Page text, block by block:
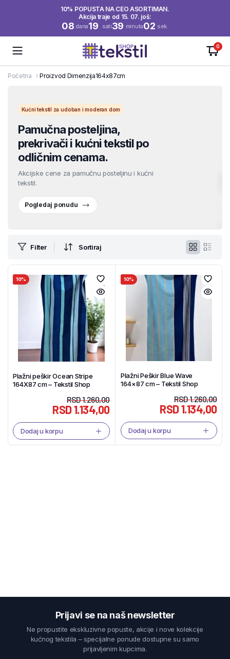
10% POPUSTA NA CEO ASORTIMAN.
Akcija traje od 15. 07. još:
08 dana19 sati39 minuta01 sek.
0
Početna Proizvod Dimenzija164x87cm
Kućni tekstil za udoban i moderan dom
Pamučna posteljina,
prekrivači i kućni tekstil po
odličnim cenama.
Akcijske cene za pamučnu posteljinu i kućni
tekstil.
Pogledaj ponudu
Filter Sortiraj
10%
Plažni peškir Ocean Stripe
164X87 cm – Tekstil Shop
RSD1.260,00
RSD1.134,00
Dodaj u korpu
10%
Plažni Peškir Blue Wave
164×87 cm – Tekstil Shop
RSD1.260,00
RSD1.134,00
Dodaj u korpu
Prijavi se na naš newsletter
Ne propustite ekskluzivne popuste, akcije i nove kolekcije
kućnog tekstila – specijalne ponude dostupne su samo
prijavljenim kupcima.